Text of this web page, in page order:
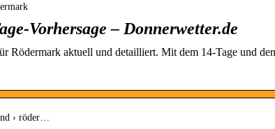
Vorhersage – Donnerwetter.de
Rödermark aktuell und detailliert. Mit dem 14-Tage und
› röder…